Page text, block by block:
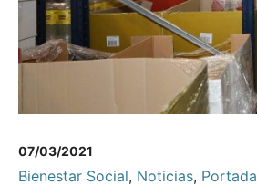
07/03/2021
Bienestar Social, Noticias, Portada